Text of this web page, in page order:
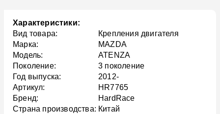
Характеристики:
Вид товара:
Крепления двигателя
Марка:
MAZDA
Модель:
ATENZA
Поколение:
3 поколение
Год выпуска:
2012-
Артикул:
HR7765
Бренд:
HardRace
Страна производства: Китай